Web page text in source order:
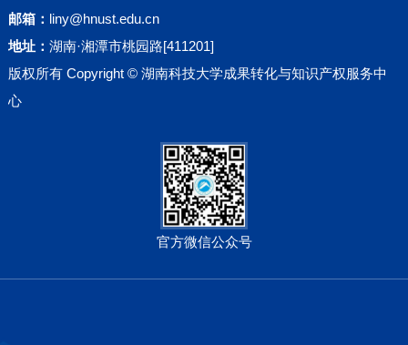
邮箱： liny@hnust.edu.cn
地址： 湖南·湘潭市桃园路[411201]
版权所有 Copyright © 湖南科技大学成果转化与知识产权服务中
心
官方微信公众号